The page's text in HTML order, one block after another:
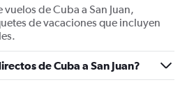
de Cuba a San Juan,
de vacaciones que incluyen
de Cuba a San Juan?